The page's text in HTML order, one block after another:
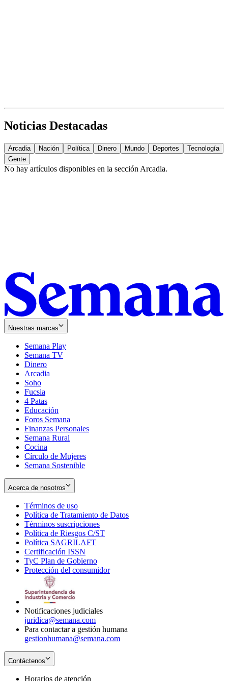
Noticias Destacadas
Arcadia Nación Política Dinero Mundo Deportes
Tecnología
Gente
No hay artículos disponibles en la sección Arcadia.
Nuestras marcas
Semana Play
Semana TV
Dinero
Arcadia
Soho
in
new
window
Fucsia
in
new
window
4 Patas
Educación
Foros Semana
Finanzas Personales
Semana Rural
Cocina
Círculo de Mujeres
Semana Sostenible
Acerca de nosotros
Términos de uso
in
new
window
Política de Tratamiento de Datos
Términos suscripciones
in
Política de Riesgos C/ST
Política SAGRILAFT
new
window
Certificación ISSN
in
new
TyC Plan de Gobierno
in
Protección del consumidorOpens
Notificaciones judiciales
juridica@semana.com
Para contactar a gestión humana
gestionhumana@semana.com
Contáctenos
Horarios de atención